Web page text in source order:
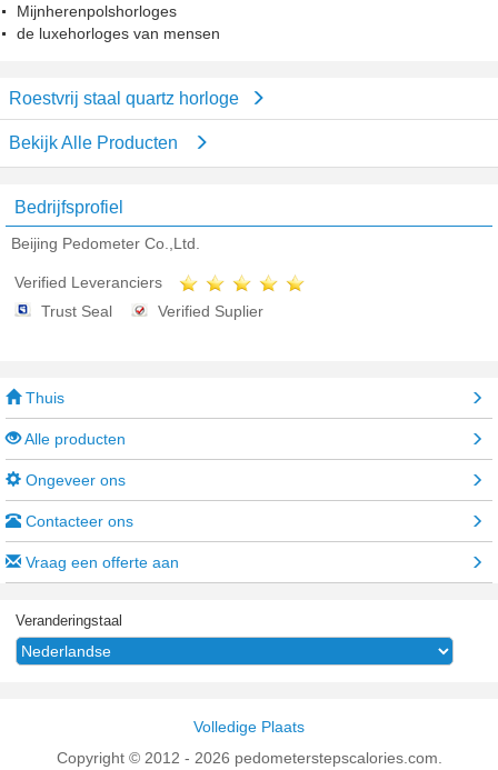
Mijnherenpolshorloges
de luxehorloges van mensen
Roestvrij staal quartz horloge
Bekijk Alle Producten
Bedrijfsprofiel
Beijing Pedometer Co.,Ltd.
Verified Leveranciers
Trust Seal
Verified Suplier
Thuis
Alle producten
Ongeveer ons
Contacteer ons
Vraag een offerte aan
Veranderingstaal
Volledige Plaats
Copyright © 2012 - 2026 pedometerstepscalories.com.